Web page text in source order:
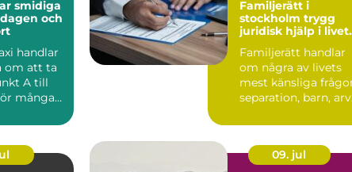
och
handlar
om att ta
A till
många
Familjerätt i
stockholm trygg
juridisk hjälp i
Familjerätt handlar
om några av livets
mest känsliga
separation, barn, arv
09. jul